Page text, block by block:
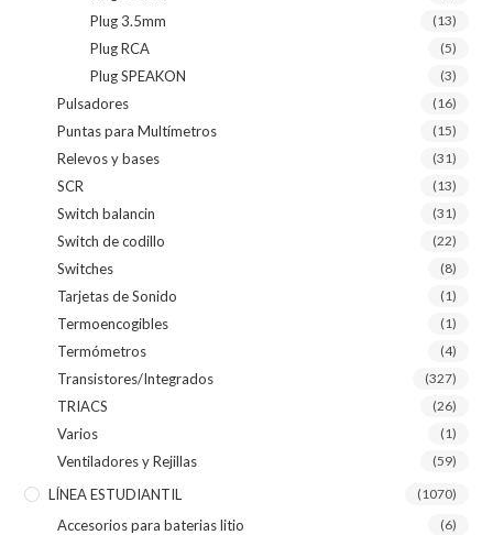
Plug 3.5mm (13)
Plug RCA (5)
Plug SPEAKON (3)
Pulsadores (16)
Puntas para Multímetros (15)
Relevos y bases (31)
SCR (13)
Switch balancin (31)
Switch de codillo (22)
Switches (8)
Tarjetas de Sonido (1)
Termoencogibles (1)
Termómetros (4)
Transistores/Integrados (327)
TRIACS (26)
Varios (1)
Ventiladores y Rejillas (59)
LÍNEA ESTUDIANTIL (1070)
Accesorios para baterias litio (6)